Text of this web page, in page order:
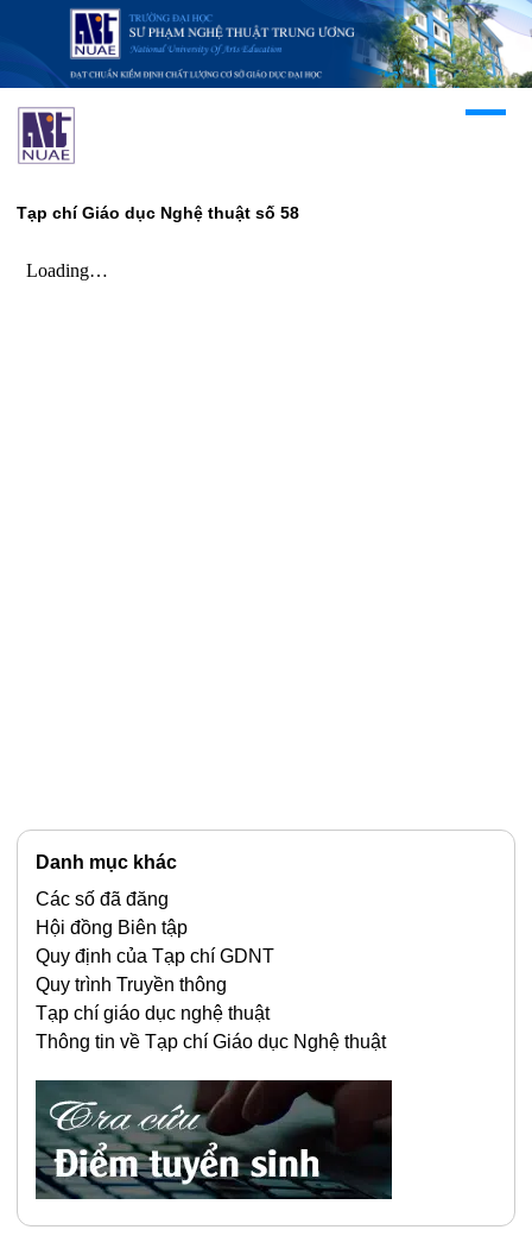
Tạp chí Giáo dục Nghệ thuật số 58
Danh mục khác
Các số đã đăng
Hội đồng Biên tập
Quy định của Tạp chí GDNT
Quy trình Truyền thông
Tạp chí giáo dục nghệ thuật
Thông tin về Tạp chí Giáo dục Nghệ thuật